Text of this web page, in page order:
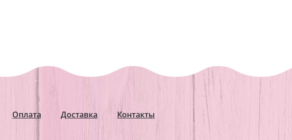
Оплата Доставка Контакты